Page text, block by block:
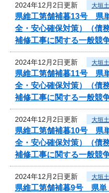
2024年12月2日更新 大垣
県維工第舗補暮13号 県
全・安心確保対策）（債
補修工事に関する一般競
2024年12月2日更新 大垣
県維工第舗補暮11号 県
全・安心確保対策）（債
補修工事に関する一般競
2024年12月2日更新 大垣
県維工第舗補暮10号 県
全・安心確保対策）（債
補修工事に関する一般競
2024年12月2日更新 大垣
県維工第舗補暮9号 県単